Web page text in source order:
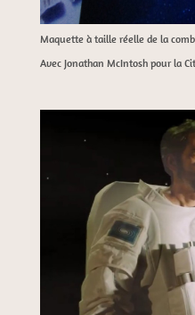
Maquette à taille réelle de la
Avec Jonathan McIntosh pour la